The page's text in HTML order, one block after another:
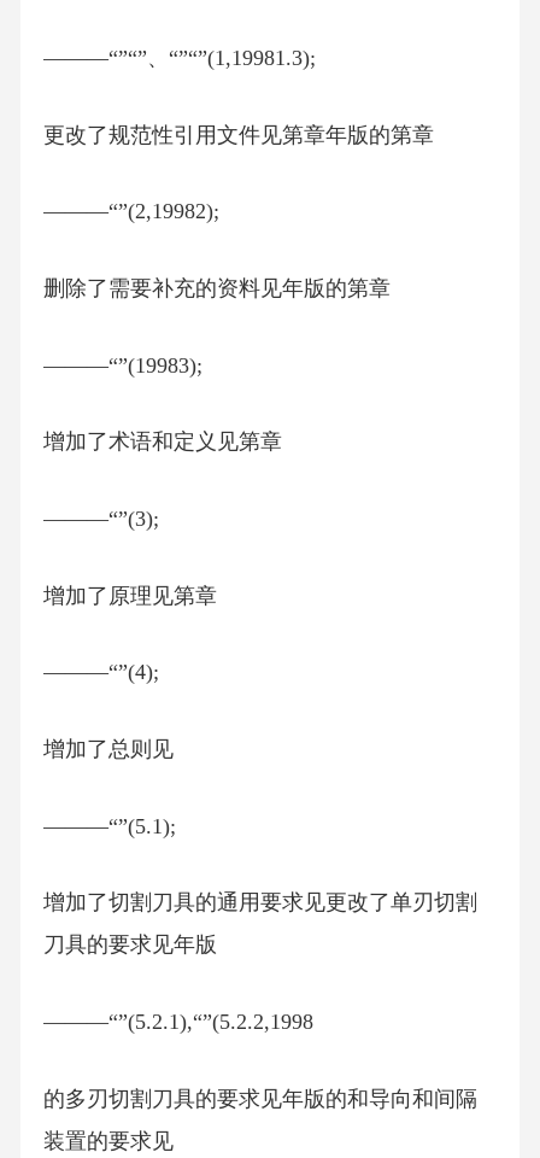
———“”“”、“”“”(1,19981.3);
更改了规范性引用文件见第章年版的第章
———“”(2,19982);
删除了需要补充的资料见年版的第章
———“”(19983);
增加了术语和定义见第章
———“”(3);
增加了原理见第章
———“”(4);
增加了总则见
———“”(5.1);
增加了切割刀具的通用要求见更改了单刃切割
刀具的要求见年版
———“”(5.2.1),“”(5.2.2,1998
的多刃切割刀具的要求见年版的和导向和间隔
装置的要求见